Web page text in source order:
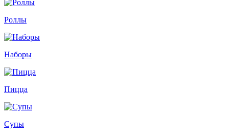
Роллы
Наборы
Пицца
Супы